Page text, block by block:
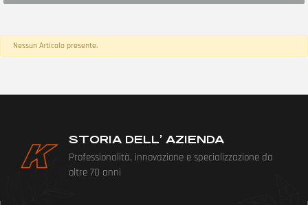
Nessun Articolo presente.
STORIA DELL’ AZIENDA
Professionalità, innovazione e specializzazione da
oltre 70 anni